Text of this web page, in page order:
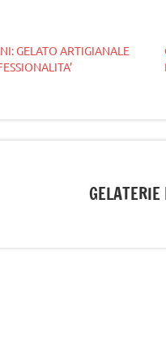
GELATO ARTIGIANALE